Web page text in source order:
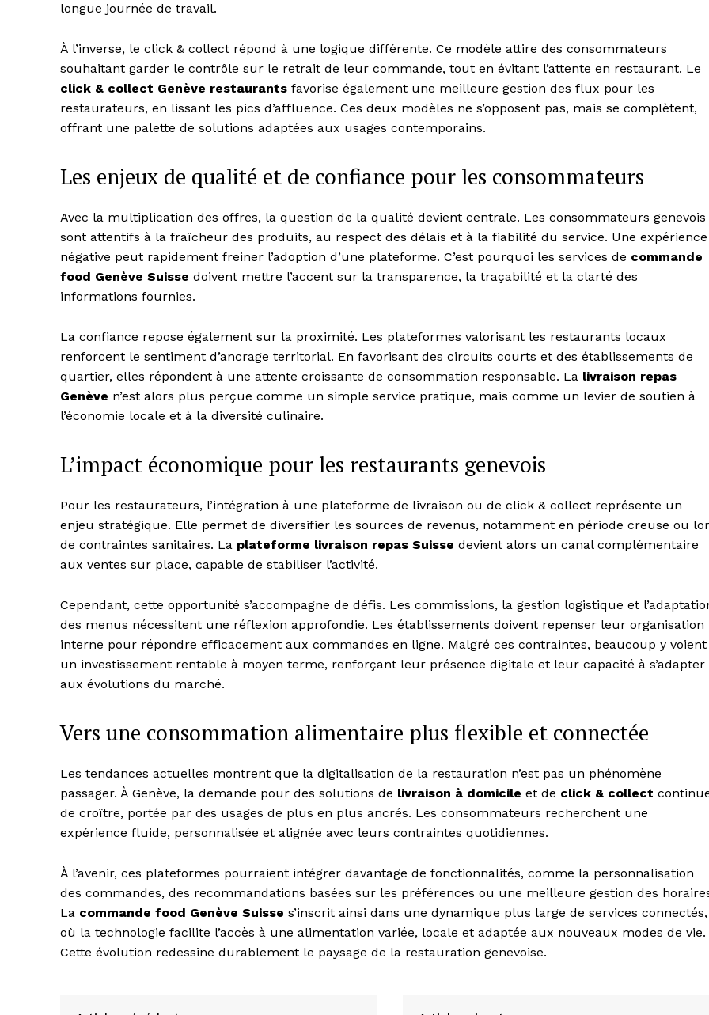
SUBSCRIBE NOW
longue journée de travail.
À l’inverse, le click & collect répond à une logique différente. Ce modèle attire des consommateurs
souhaitant garder le contrôle sur le retrait de leur commande, tout en évitant l’attente en restaurant. Le
click & collect Genève restaurants favorise également une meilleure gestion des flux pour les
restaurateurs, en lissant les pics d’affluence. Ces deux modèles ne s’opposent pas, mais se complètent,
offrant une palette de solutions adaptées aux usages contemporains.
Les enjeux de qualité et de confiance pour les consommateurs
Avec la multiplication des offres, la question de la qualité devient centrale. Les consommateurs genevois
sont attentifs à la fraîcheur des produits, au respect des délais et à la fiabilité du service. Une expérience
négative peut rapidement freiner l’adoption d’une plateforme. C’est pourquoi les services de commande
food Genève Suisse doivent mettre l’accent sur la transparence, la traçabilité et la clarté des
informations fournies.
La confiance repose également sur la proximité. Les plateformes valorisant les restaurants locaux
renforcent le sentiment d’ancrage territorial. En favorisant des circuits courts et des établissements de
quartier, elles répondent à une attente croissante de consommation responsable. La livraison repas
Genève n’est alors plus perçue comme un simple service pratique, mais comme un levier de soutien à
l’économie locale et à la diversité culinaire.
L’impact économique pour les restaurants genevois
Pour les restaurateurs, l’intégration à une plateforme de livraison ou de click & collect représente un
enjeu stratégique. Elle permet de diversifier les sources de revenus, notamment en période creuse ou
de contraintes sanitaires. La plateforme livraison repas Suisse devient alors un canal complémentaire
aux ventes sur place, capable de stabiliser l’activité.
Cependant, cette opportunité s’accompagne de défis. Les commissions, la gestion logistique et
des menus nécessitent une réflexion approfondie. Les établissements doivent repenser leur organisation
interne pour répondre efficacement aux commandes en ligne. Malgré ces contraintes, beaucoup y voient
un investissement rentable à moyen terme, renforçant leur présence digitale et leur capacité à s’adapter
aux évolutions du marché.
Vers une consommation alimentaire plus flexible et connectée
Les tendances actuelles montrent que la digitalisation de la restauration n’est pas un phénomène
passager. À Genève, la demande pour des solutions de livraison à domicile et de click & collect
de croître, portée par des usages de plus en plus ancrés. Les consommateurs recherchent une
expérience fluide, personnalisée et alignée avec leurs contraintes quotidiennes.
À l’avenir, ces plateformes pourraient intégrer davantage de fonctionnalités, comme la personnalisation
des commandes, des recommandations basées sur les préférences ou une meilleure gestion des
La commande food Genève Suisse s’inscrit ainsi dans une dynamique plus large de services connectés,
où la technologie facilite l’accès à une alimentation variée, locale et adaptée aux nouveaux modes de vie.
Cette évolution redessine durablement le paysage de la restauration genevoise.